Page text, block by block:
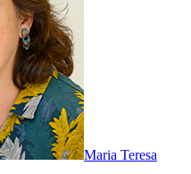
Maria Teresa